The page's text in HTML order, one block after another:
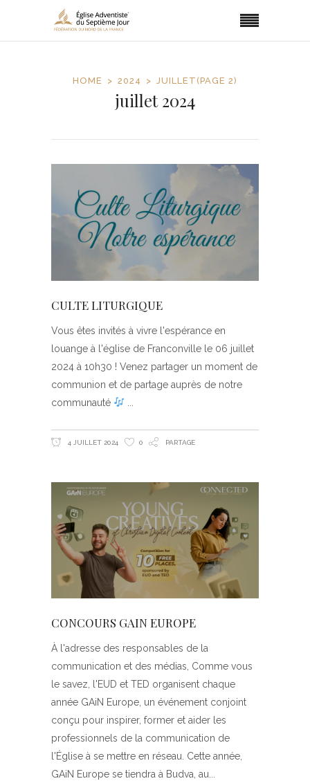
HOME 2024 JUILLET (PAGE 2)
juillet 2024
CULTE LITURGIQUE
Vous êtes invités à vivre l'espérance en
louange à l'église de Franconville le 06 juillet
2024 à 10h30 ! Venez partager un moment de
communion et de partage auprès de notre
communauté
4 JUILLET 2024 0 PARTAGE
CONCOURS GAIN EUROPE
À l'adresse des responsables de la
communication et des médias, Comme vous
le savez, l'EUD et TED organisent chaque
année GAiN Europe, un événement conjoint
conçu pour inspirer, former et aider les
professionnels de la communication de
l'Église à se mettre en réseau. Cette année,
GAiN Europe se tiendra à Budva, au